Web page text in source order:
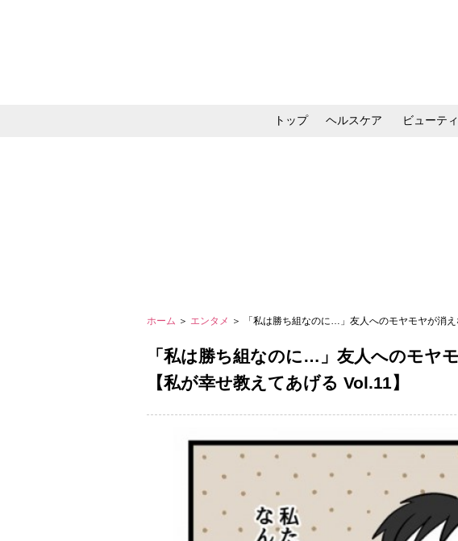
トップ ヘルスケア ビューティ
ホーム ＞ エンタメ ＞ 「私は勝ち組なのに…」友人へのモヤモヤが消
「私は勝ち組なのに…」友人へのモヤ
【私が幸せ教えてあげる Vol.11】